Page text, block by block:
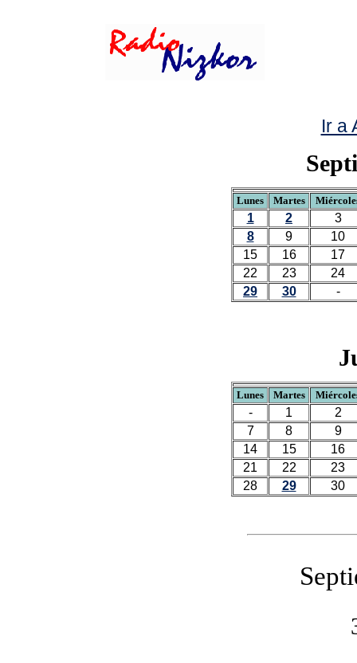
Ir a
Lunes Martes
1 2
3
8
9
10
15
16
17
22
23
24
29
30 -
Lunes Martes
- 1
2
7
8
9
14
15
16
21
22
23
28
29 30